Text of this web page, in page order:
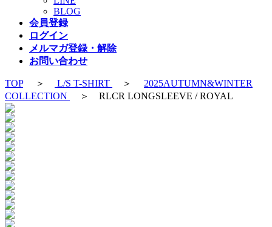
BLOG
会員登録
ログイン
メルマガ登録・解除
お問い合わせ
TOP＞ L/S T-SHIRT ＞ 2025AUTUMN&WINTER
COLLECTION
＞ RLCR LONGSLEEVE / ROYAL